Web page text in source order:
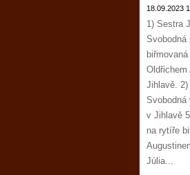
18.09.2023
1) Sestra
Svobodná
Oldřichem
Jihlavě. 2)
Svobodná
v Jihlavě
na rytíře
Júlia...